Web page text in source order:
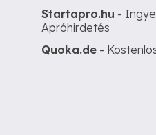
Startapro.hu -
Apróhirdetés
Quoka.de -